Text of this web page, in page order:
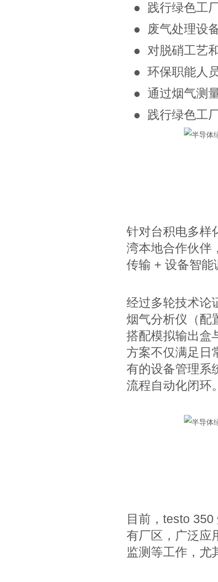
● 践行绿色工
● 废气处理设
● 对脱硝工艺
● 环保职能人
● 通过烟气测
● 践行绿色工
针对台积电多样
湾本地合作伙伴
传输 + 设备智能
经过多轮技术论
烟气分析仪（配
搭配模拟输出盒
方案不仅满足日
有的设备管理系
流程自动化闭环
目前，testo
有厂区，广泛应
监测等工作，尤